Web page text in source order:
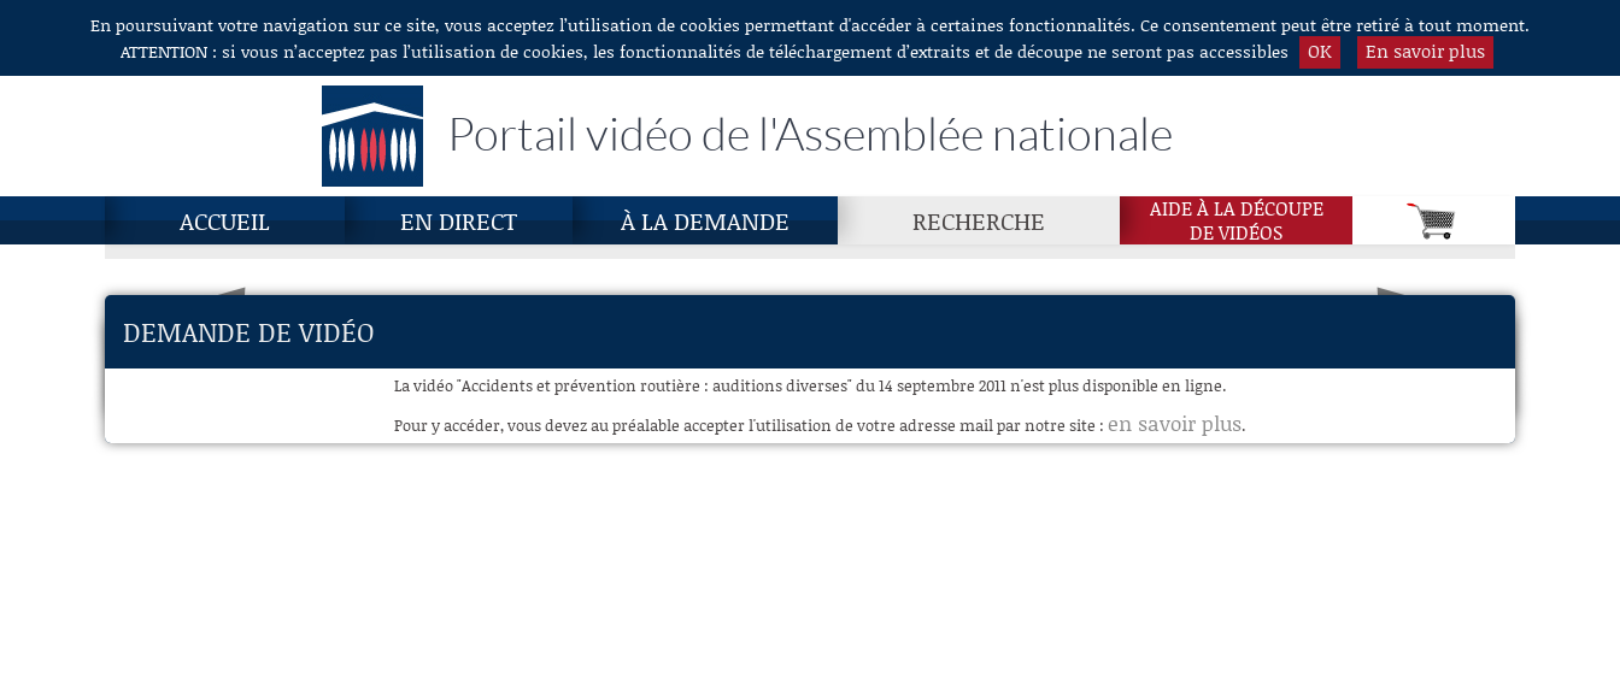
Aller au contenuEn poursuivant votre navigation sur ce site, vous acceptez l’utilisation de cookies permettant d'accéder à certaines fonctionnalités. Ce consentement peut être retiré à tout moment.
ATTENTION : si vous n’acceptez pas l’utilisation de cookies, les fonctionnalités de téléchargement d’extraits et de découpe ne seront pas accessibles
OK En savoir plus
Portail vidéo de l'Assemblée nationale
ACCUEIL EN DIRECT À LA DEMANDE RECHERCHE
AIDE À LA DÉCOUPE
DE VIDÉOS
DEMANDE DE VIDÉO
La vidéo "Accidents et prévention routière : auditions diverses" du 14 septembre 2011 n'est plus disponible en ligne.
Pour y accéder, vous devez au préalable accepter l'utilisation de votre adresse mail par notre site : en savoir plus.